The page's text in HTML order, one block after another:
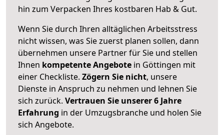
hin zum Verpacken Ihres kostbaren Hab & Gut.
Wenn Sie durch Ihren alltäglichen Arbeitsstress
nicht wissen, was Sie zuerst planen sollen, dann
übernehmen unsere Partner für Sie und stellen
Ihnen kompetente Angebote in Göttingen mit
einer Checkliste. Zögern Sie nicht, unsere
Dienste in Anspruch zu nehmen und lehnen Sie
sich zurück. Vertrauen Sie unserer 6 Jahre
Erfahrung in der Umzugsbranche und holen Sie
sich Angebote.